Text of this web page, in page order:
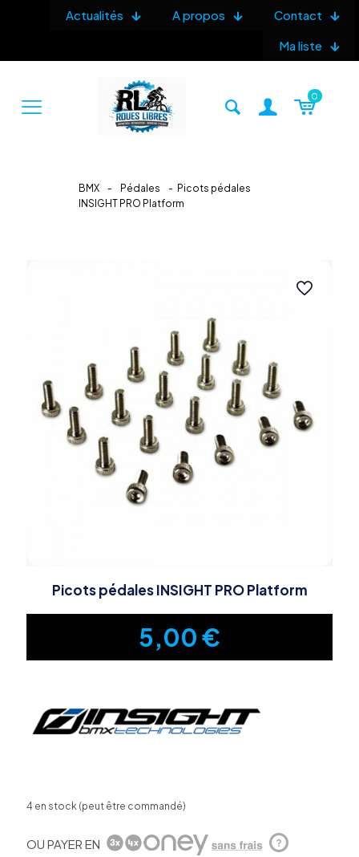
Actualités A propos
Contact
Ma liste
0
BMX - Pédales - Picots pédales
INSIGHT PRO Platform
Picots pédales INSIGHT PRO Platform
5,00€
4 en stock (peut être commandé)
OU PAYER EN ?